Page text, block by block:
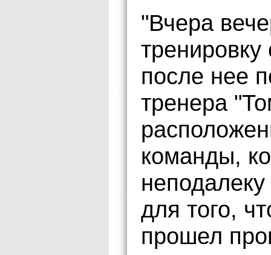
"Вчера
после нее
тренера
команды,
для того,
прошел